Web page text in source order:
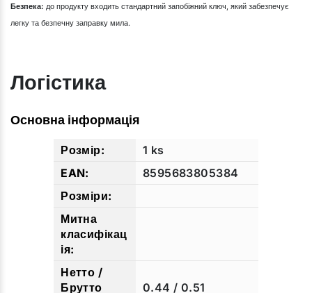
Безпека: до продукту входить стандартний запобіжний ключ, який забезпечує
легку та безпечну заправку мила.
Логістика
Основна інформація
1 ks
8595683805384
0.44 / 0.51